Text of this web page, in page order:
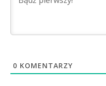
0 KOMENTARZY